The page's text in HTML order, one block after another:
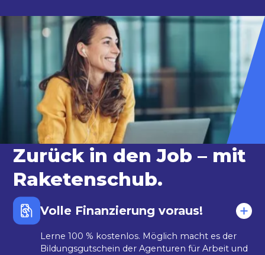
Zurück in den Job – mit
Raketenschub.
Volle Finanzierung voraus!
Lerne 100 % kostenlos. Möglich macht es der
Bildungsgutschein der Agenturen für Arbeit und